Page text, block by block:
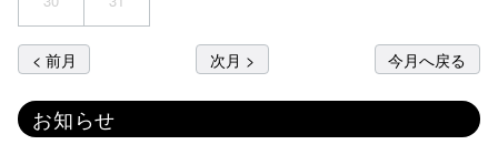
< 前月 次月 > 今月へ戻る
お知らせ